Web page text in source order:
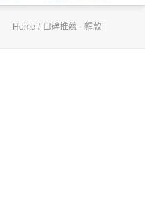
Home / 口碑推薦 - 帽款